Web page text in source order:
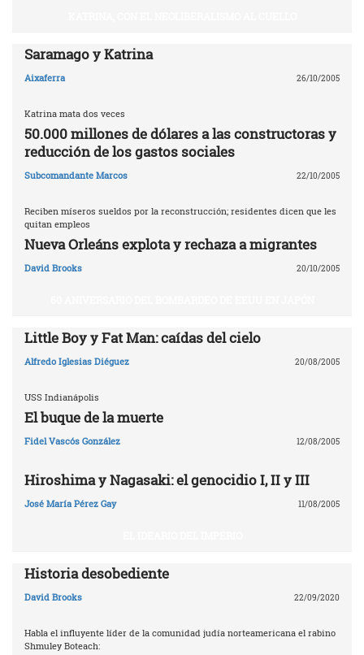
Saramago y Katrina
Aixaferra 26/10/2005
Katrina mata dos veces
50.000 millones de dólares a las constructoras y
reducción de los gastos sociales
Subcomandante Marcos 22/10/2005
Reciben míseros sueldos por la reconstrucción; residentes dicen que les
quitan empleos
Nueva Orleáns explota y rechaza a migrantes
David Brooks 20/10/2005
Little Boy y Fat Man: caídas del cielo
Alfredo Iglesias Diéguez 20/08/2005
USS Indianápolis
El buque de la muerte
Fidel Vascós González 12/08/2005
Hiroshima y Nagasaki: el genocidio I, II y III
José María Pérez Gay 11/08/2005
Historia desobediente
David Brooks 22/09/2020
Habla el influyente líder de la comunidad judía norteamericana el rabino
Shmuley Boteach: